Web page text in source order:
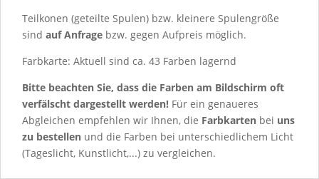
Teilkonen (geteilte Spulen) bzw. kleinere Spulengröße
sind auf Anfrage bzw. gegen Aufpreis möglich.
Farbkarte: Aktuell sind ca. 43 Farben lagernd
Bitte beachten Sie, dass die Farben am Bildschirm oft
verfälscht dargestellt werden! Für ein genaueres
Abgleichen empfehlen wir Ihnen, die Farbkarten bei uns
zu bestellen und die Farben bei unterschiedlichem Licht
(Tageslicht, Kunstlicht,...) zu vergleichen.